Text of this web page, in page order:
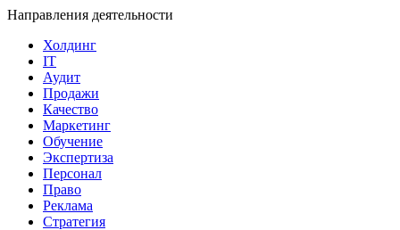
Направления деятельности
Холдинг
IT
Аудит
Продажи
Качество
Маркетинг
Обучение
Экспертиза
Персонал
Право
Реклама
Стратегия